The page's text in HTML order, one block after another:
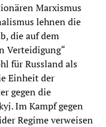
Marxismus
lehnen die
die auf dem
Verteidigung“
für Russland als
Einheit der
gegen die
Im Kampf gegen
Regime verweisen